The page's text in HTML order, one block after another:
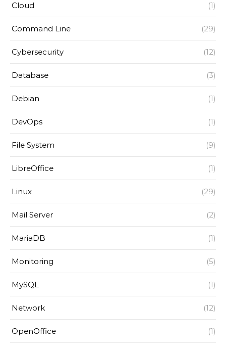
Cloud (1)
Command Line (29)
Cybersecurity (12)
Database (3)
Debian (1)
DevOps (1)
File System (9)
LibreOffice (1)
Linux (29)
Mail Server (2)
MariaDB (1)
Monitoring (5)
MySQL (1)
Network (12)
OpenOffice (1)